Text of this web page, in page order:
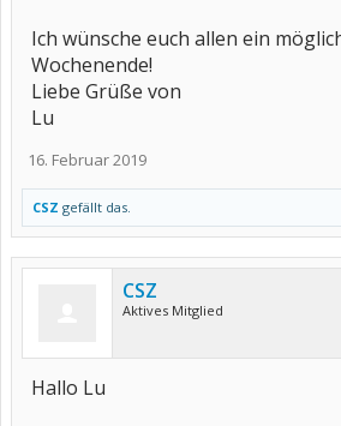
Ich wünsche euch allen ein
Wochenende!
Liebe Grüße von
Lu
16. Februar 2019
CSZ gefällt das.
CSZ
Aktives Mitglied
Hallo Lu